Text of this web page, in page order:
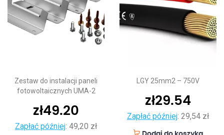
Zestaw do instalacji paneli
fotowoltaicznych UMA-2
zł49.20
Zapłać później: 49,20 zł
LGY 25mm2 – 750V
zł29.54
Zapłać później: 29,54 zł